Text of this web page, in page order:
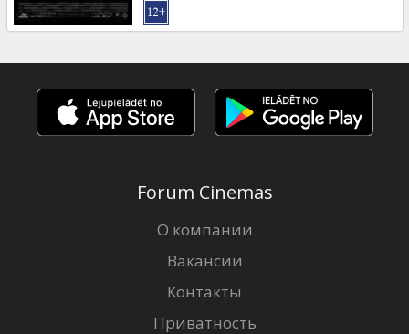
Forum Cinemas
О компании
Вакансии
Контакты
Приватность